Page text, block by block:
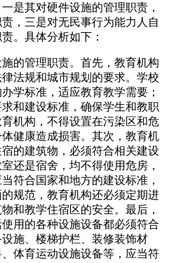
是其对硬件设施的管理职责，
，三是对无民事行为能力人自
。具体分析如下：
的管理职责。首先，教育机构
法规和城市规划的要求。学校
学标准，适应教育教学需要；
和建设标准，确保学生和教职
机构，不得设置在污染区和危
健康造成损害。其次，教育机
的建筑物，必须符合相关建设
还是宿舍，均不得使用危房，
符合国家和地方的建设标准，
规范，教育机构还必须定期进
和教学住宿区的安全。最后，
用的各种设施设备都必须符合
施、楼梯护栏、装修装饰材
体育运动设施设备等，应当符